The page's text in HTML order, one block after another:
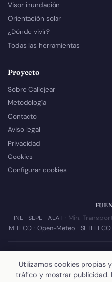
Visor inundación
Orientación solar
¿Dónde vivir?
Todas las herramientas
Proyecto
Sobre Callejear
Metodología
Contacto
Aviso legal
Privacidad
Cookies
Configurar cookies
INE· SEPE· AEAT· Min.
MITECO· Open-Meteo · SETELECO
© 2026 Callejear.com —
abiertos. Desarrollado y
Utilizamos cookies propias
tráfico y mostrar publicidad.